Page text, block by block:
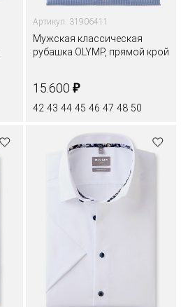
Артикул: 31906411
Мужская классическая
рубашка OLYMP, прямой крой
15.600 ₽
42 43 44 45 46 47 48 50